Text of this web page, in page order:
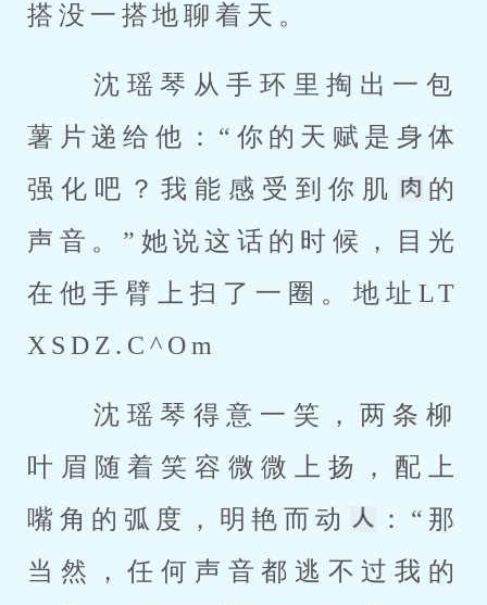
搭没一搭地聊着天。
薯片递给他：“你的天赋是身体
强化吧？我能感受到你肌
的
声音。”她说这话的时候，目光
在他手臂上扫了一圈。地址LT
XSDZ.C^Om
叶眉随着笑容微微上扬，配上
嘴角的弧度，明艳而动
：“那
当然，任何声音都逃不过我的